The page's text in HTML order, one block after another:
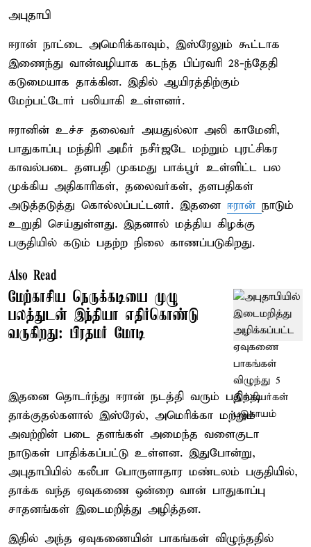
அபுதாபி
ஈரான் நாட்டை அமெரிக்காவும், இஸ்ரேலும் கூட்டாக
இணைந்து வான்வழியாக கடந்த பிப்ரவரி 28-ந்தேதி
கடுமையாக தாக்கின. இதில் ஆயிரத்திற்கும்
மேற்பட்டோர் பலியாகி உள்ளனர்.
ஈரானின் உச்ச தலைவர் அயதுல்லா அலி காமேனி,
பாதுகாப்பு மந்திரி அமீர் நசீர்ஜடே மற்றும் புரட்சிகர
காவல்படை தளபதி முகமது பாக்பூர் உள்ளிட்ட பல
முக்கிய அதிகாரிகள், தலைவர்கள், தளபதிகள்
அடுத்தடுத்து கொல்லப்பட்டனர். இதனை ஈரான் நாடும்
உறுதி செய்துள்ளது. இதனால் மத்திய கிழக்கு
பகுதியில் கடும் பதற்ற நிலை காணப்படுகிறது.
Also Read
மேற்காசிய நெருக்கடியை முழு
பலத்துடன் இந்தியா எதிர்கொண்டு
வருகிறது: பிரதமர் மோடி
இதனை தொடர்ந்து ஈரான் நடத்தி வரும் பதிலடி
தாக்குதல்களால் இஸ்ரேல், அமெரிக்கா மற்றும்
அவற்றின் படை தளங்கள் அமைந்த வளைகுடா
நாடுகள் பாதிக்கப்பட்டு உள்ளன. இதுபோன்று,
அபுதாபியில் கலீபா பொருளாதார மண்டலம் பகுதியில்,
தாக்க வந்த ஏவுகணை ஒன்றை வான் பாதுகாப்பு
சாதனங்கள் இடைமறித்து அழித்தன.
இதில் அந்த ஏவுகணையின் பாகங்கள் விழுந்ததில்